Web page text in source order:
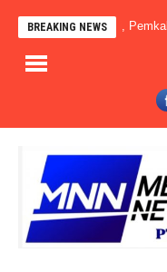
BREAKING NEWS
Beroperasi, Pemkab